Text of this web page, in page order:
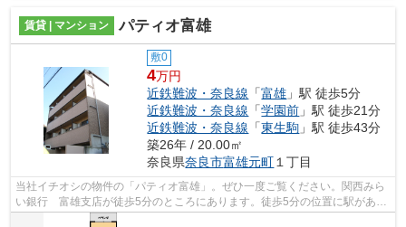
賃貸 | マンション パティオ富雄
敷0
4万円
近鉄難波・奈良線 「富雄 」駅 徒歩5分
近鉄難波・奈良線 「学園前 」駅 徒歩21分
近鉄難波・奈良線 「東生駒 」駅 徒歩43分
築26年 / 20.00㎡
奈良県奈良市富雄元町１丁目
当社イチオシの物件の「パティオ富雄」。ぜひ一度ご覧ください。関西みら
い銀行 富雄支店が徒歩5分のところにあります。徒歩5分の位置に駅がある
物件です。防犯対策もバッチリなマン...